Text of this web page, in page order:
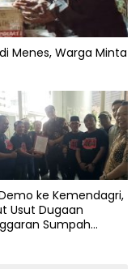
Menes, Warga Minta
Demo ke Kemendagri,
Usut Dugaan
Sumpah